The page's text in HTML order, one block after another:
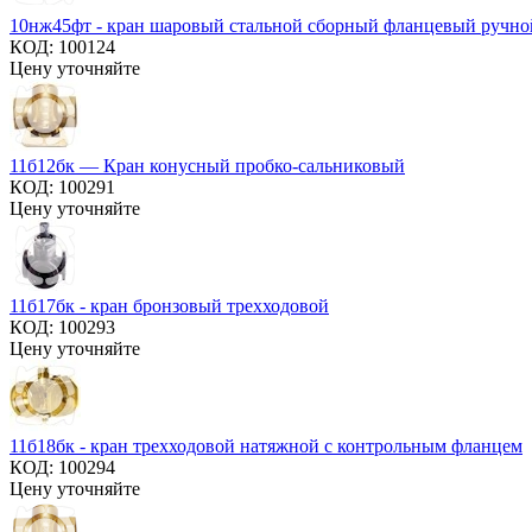
10нж45фт - кран шаровый стальной сборный фланцевый
КОД: 100124
Цену уточняйте
11б12бк — Кран конусный пробко-сальниковый
КОД: 100291
Цену уточняйте
11б17бк - кран бронзовый трехходовой
КОД: 100293
Цену уточняйте
11б18бк - кран трехходовой натяжной с контрольным фланцем
КОД: 100294
Цену уточняйте